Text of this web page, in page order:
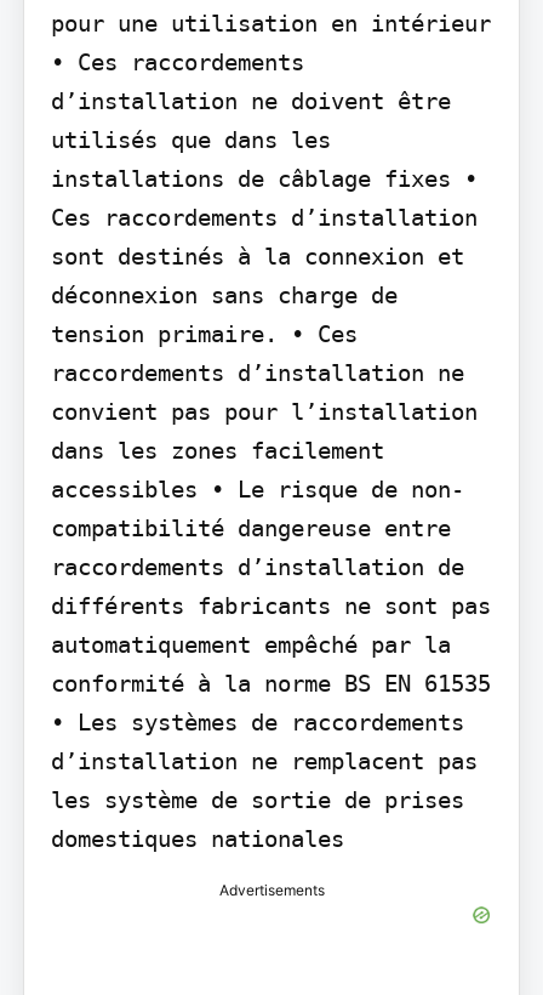
pour une utilisation en intérieur
• Ces raccordements
d’installation ne doivent être
utilisés que dans les
installations de câblage fixes •
Ces raccordements d’installation
sont destinés à la connexion et
déconnexion sans charge de
tension primaire. • Ces
raccordements d’installation ne
convient pas pour l’installation
dans les zones facilement
accessibles • Le risque de non-
compatibilité dangereuse entre
raccordements d’installation de
différents fabricants ne sont pas
automatiquement empêché par la
conformité à la norme BS EN 61535
• Les systèmes de raccordements
d’installation ne remplacent pas
les système de sortie de prises
domestiques nationales
Advertisements